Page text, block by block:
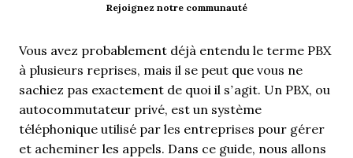
Rejoignez notre communauté
Vous avez probablement déjà entendu le terme PBX
à plusieurs reprises, mais il se peut que vous ne
sachiez pas exactement de quoi il s’agit. Un PBX, ou
autocommutateur privé, est un système
téléphonique utilisé par les entreprises pour gérer
et acheminer les appels. Dans ce guide, nous allons